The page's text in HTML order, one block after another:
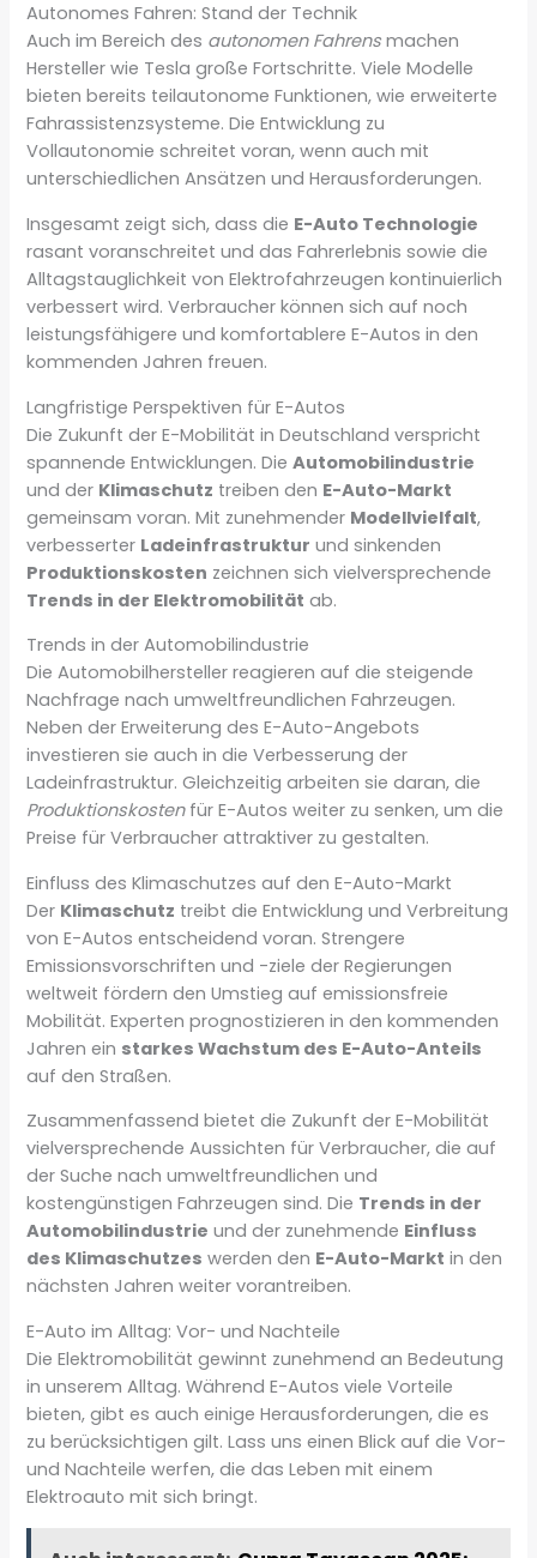
Autonomes Fahren: Stand der Technik
Auch im Bereich des autonomen Fahrens machen
Hersteller wie Tesla große Fortschritte. Viele Modelle
bieten bereits teilautonome Funktionen, wie erweiterte
Fahrassistenzsysteme. Die Entwicklung zu
Vollautonomie schreitet voran, wenn auch mit
unterschiedlichen Ansätzen und Herausforderungen.
Insgesamt zeigt sich, dass die E-Auto Technologie
rasant voranschreitet und das Fahrerlebnis sowie die
Alltagstauglichkeit von Elektrofahrzeugen kontinuierlich
verbessert wird. Verbraucher können sich auf noch
leistungsfähigere und komfortablere E-Autos in den
kommenden Jahren freuen.
Langfristige Perspektiven für E-Autos
Die Zukunft der E-Mobilität in Deutschland verspricht
spannende Entwicklungen. DieAutomobilindustrie
und der Klimaschutz treiben den E-Auto-Markt
gemeinsam voran. Mit zunehmender Modellvielfalt,
verbesserter Ladeinfrastruktur und sinkenden
Produktionskosten zeichnen sich vielversprechende
Trends in der Elektromobilität ab.
Trends in der Automobilindustrie
Die Automobilhersteller reagieren auf die steigende
Nachfrage nach umweltfreundlichen Fahrzeugen.
Neben der Erweiterung des E-Auto-Angebots
investieren sie auch in die Verbesserung der
Ladeinfrastruktur. Gleichzeitig arbeiten sie daran, die
Produktionskostenfür E-Autos weiter zu senken, um die
Preise für Verbraucher attraktiver zu gestalten.
Einfluss des Klimaschutzes auf den E-Auto-Markt
Der Klimaschutz treibt die Entwicklung und Verbreitung
von E-Autos entscheidend voran. Strengere
Emissionsvorschriften und -ziele der Regierungen
weltweit fördern den Umstieg auf emissionsfreie
Mobilität. Experten prognostizieren in den kommenden
Jahren ein starkes Wachstum des E-Auto-Anteils
auf den Straßen.
Zusammenfassend bietet die Zukunft der E-Mobilität
vielversprechende Aussichten für Verbraucher, die auf
der Suche nach umweltfreundlichen und
kostengünstigen Fahrzeugen sind. Die Trends in der
Automobilindustrie und der zunehmende Einfluss
des Klimaschutzes werden den E-Auto-Markt in den
nächsten Jahren weiter vorantreiben.
E-Auto im Alltag: Vor- und Nachteile
Die Elektromobilität gewinnt zunehmend an Bedeutung
in unserem Alltag. Während E-Autos viele Vorteile
bieten, gibt es auch einige Herausforderungen, die es
zu berücksichtigen gilt. Lass uns einen Blick auf die Vor-
und Nachteile werfen, die das Leben mit einem
Elektroauto mit sich bringt.